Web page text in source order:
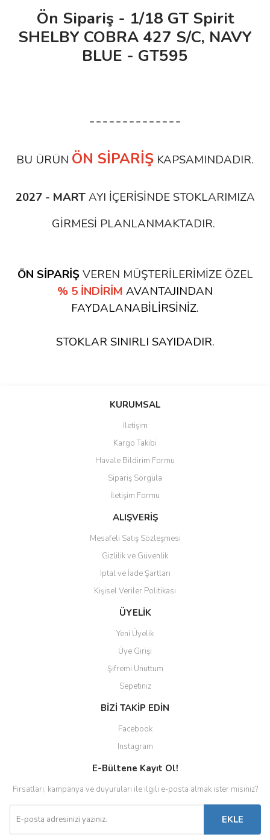
Ön Sipariş - 1/18 GT Spirit
SHELBY COBRA 427 S/C, NAVY
BLUE - GT595
--------------
BU ÜRÜN ÖN SİPARİŞ KAPSAMINDADIR.
2027 - MART AYI İÇERİSİNDE STOKLARIMIZA
GİRMESİ PLANLANMAKTADIR.
ÖN SİPARİŞVEREN MÜŞTERİLERİMİZE ÖZEL
% 5 İNDİRİM AVANTAJINDAN
FAYDALANABİLİRSİNİZ.
STOKLAR SINIRLI SAYIDADIR.
KURUMSAL
İletişim
Kargo Takibi
Havale Bildirim Formu
Sipariş Sorgula
İletişim Formu
ALIŞVERİŞ
Mesafeli Satış Sözleşmesi
Gizlilik ve Güvenlik
İptal ve İade Şartları
Kişisel Veriler Politikası
ÜYELİK
Yeni Üyelik
Üye Girişi
Şifremi Unuttum
Sepetiniz
BİZİ TAKİP EDİN
Facebook
Instagram
E-Bültene Kayıt Ol!
Fırsatları, kampanya ve duyuruları ile ilgili e-posta almak ister misiniz?
EKLE